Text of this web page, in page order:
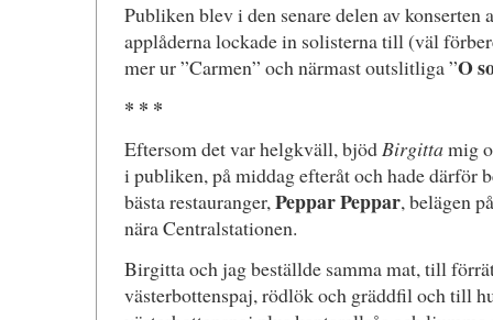
Publiken blev i den senare delen av konserten
applåderna lockade in solisterna till (väl
mer ur ”Carmen” och närmast outslitliga ”O
* * *
Eftersom det var helgkväll, bjödBirgittamig
i publiken, på middag efteråt och hade därför
bästa restauranger,Peppar Peppar, belägen
nära Centralstationen.
Birgitta och jag beställde samma mat, till
västerbottenspaj, rödlök och gräddfil och till